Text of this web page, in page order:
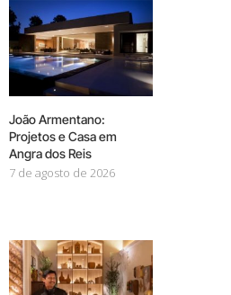
João Armentano:
Projetos e Casa em
Angra dos Reis
7 de agosto de 2026